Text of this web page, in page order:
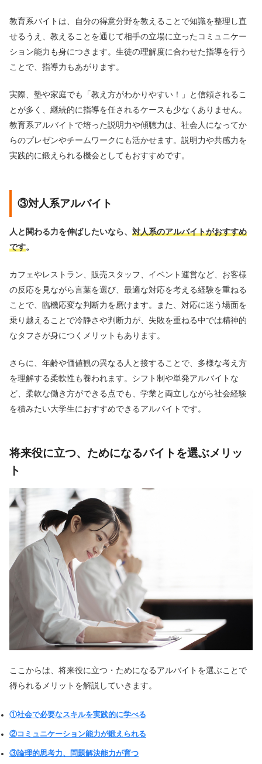
教育系バイトは、自分の得意分野を教えることで知識を整理し直
せるうえ、教えることを通じて相手の立場に立ったコミュニケー
ション能力も身につきます。生徒の理解度に合わせた指導を行う
ことで、指導力もあがります。
実際、塾や家庭でも「教え方がわかりやすい！」と信頼されるこ
とが多く、継続的に指導を任されるケースも少なくありません。
教育系アルバイトで培った説明力や傾聴力は、社会人になってか
らのプレゼンやチームワークにも活かせます。説明力や共感力を
実践的に鍛えられる機会としてもおすすめです。
③対人系アルバイト
人と関わる力を伸ばしたいなら、 対人系のアルバイトがおすすめ
です。
カフェやレストラン、販売スタッフ、イベント運営など、お客様
の反応を見ながら言葉を選び、最適な対応を考える経験を重ねる
ことで、臨機応変な判断力を磨けます。また、対応に迷う場面を
乗り越えることで冷静さや判断力が、失敗を重ねる中では精神的
なタフさが身につくメリットもあります。
さらに、年齢や価値観の異なる人と接することで、多様な考え方
を理解する柔軟性も養われます。シフト制や単発アルバイトな
ど、柔軟な働き方ができる点でも、学業と両立しながら社会経験
を積みたい大学生におすすめできるアルバイトです。
将来役に立つ、ためになるバイトを選ぶメリッ
ト
ここからは、将来役に立つ・ためになるアルバイトを選ぶことで
得られるメリットを解説していきます。
①社会で必要なスキルを実践的に学べる
②コミュニケーション能力が鍛えられる
③論理的思考力、問題解決能力が育つ